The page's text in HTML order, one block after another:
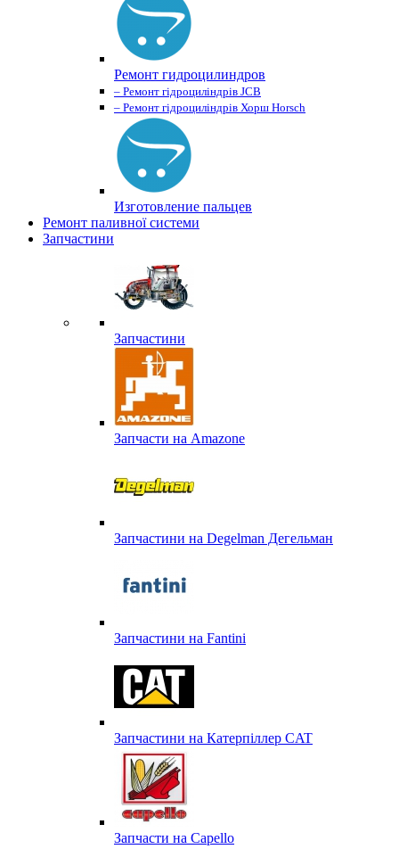
Ремонт гидроцилиндров
– Ремонт гідроциліндрів JCB
– Ремонт гідроциліндрів Хорш Horsch
Изготовление пальцев
Ремонт паливної системи
Запчастини
Запчастини
Запчасти на Amazone
Запчастини на Degelman Дегельман
Запчастини на Fantini
Запчастини на Катерпіллер CAT
Запчасти на Capello